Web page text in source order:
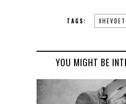
TAGS:
YOU MIGHT BE